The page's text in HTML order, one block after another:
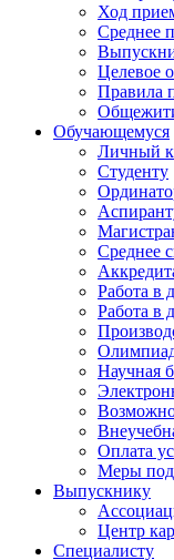
Ход
Среднее
Целевое
Правила
Обучающемуся
Личный
Студенту
Среднее
Работа в
Работа в
Научная
Оплата
Меры
Выпускнику
Центр
Специалисту